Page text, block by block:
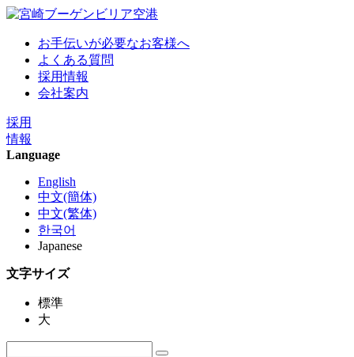
お手伝いが必要なお客様へ
よくある質問
採用情報
会社案内
採用
情報
Language
English
中文(簡体)
中文(繁体)
한국어
Japanese
文字サイズ
標準
大